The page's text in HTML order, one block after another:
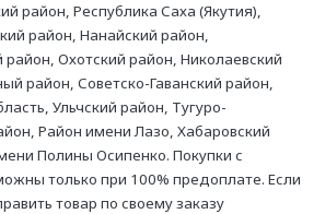
район, Республика Саха (Якутия),
район, Нанайский район,
Охотский район, Николаевский
район, Советско-Гаванский район,
Ульчский район, Тугуро-
Район имени Лазо, Хабаровский
Полины Осипенко. Покупки с
только при 100% предоплате. Если
товар по своему заказу